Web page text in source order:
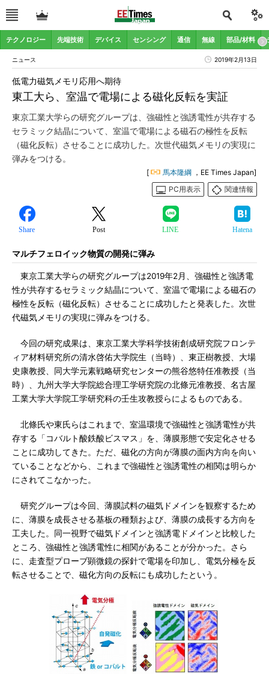
テクノロジー 先端技術 デバイス センシング 通信 無線 部品/材料
ニュース 2019年2月13日
東工大ら、室温で電場による磁化反転を実証
低電力磁気メモリ応用へ期待
東京工業大学らの研究グループは、強磁性と強誘電性が共存する
セラミック結晶について、室温で電場による磁石の極性を反転
（磁化反転）させることに成功した。次世代磁気メモリの実現に
弾みをつける。
[ 馬本隆綱 ，EE Times Japan]
PC用表示
関連情報
Share Post LINE Hatena
マルチフェロイック物質の開発に弾み
東京工業大学らの研究グループは2019年2月、強磁性と強誘電
性が共存するセラミック結晶について、室温で電場による磁石の
極性を反転（磁化反転）させることに成功したと発表した。次世
代磁気メモリの実現に弾みをつける。
今回の研究成果は、東京工業大学科学技術創成研究院フロンテ
ィア材料研究所の清水啓佑大学院生（当時）、東正樹教授、大場
史康教授、同大学元素戦略研究センターの熊谷悠特任准教授（当
時）、九州大学大学院総合理工学研究院の北條元准教授、名古屋
工業大学大学院工学研究科の壬生攻教授らによるものである。
北條氏や東氏らはこれまで、室温環境で強磁性と強誘電性が共
存する「コバルト酸鉄酸ビスマス」を、薄膜形態で安定化させる
ことに成功してきた。ただ、磁化の方向が薄膜の面内方向を向い
ていることなどから、これまで強磁性と強誘電性の相関は明らか
にされてこなかった。
研究グループは今回、薄膜試料の磁気ドメインを観察するため
に、薄膜を成長させる基板の種類および、薄膜の成長する方向を
工夫した。同一視野で磁気ドメインと強誘電ドメインと比較した
ところ、強磁性と強誘電性に相関があることが分かった。さら
に、走査型プローブ顕微鏡の探針で電場を印加し、電気分極を反
転させることで、磁化方向の反転にも成功したという。